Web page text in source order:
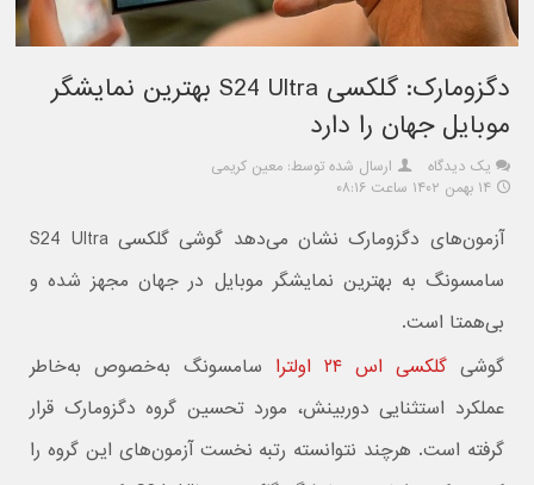
دگزومارک: گلکسی S24 Ultra بهترین نمایشگر
موبایل جهان را دارد
یک دیدگاه
ارسال شده توسط: معین کریمی
۱۴ بهمن ۱۴۰۲ ساعت ۰۸:۱۶
آزمون‌های دگزومارک نشان می‌دهد گوشی گلکسی S24 Ultra
سامسونگ به بهترین نمایشگر موبایل در جهان مجهز شده و
بی‌همتا است.
گوشیگلکسی اس ۲۴ اولترا
سامسونگ به‌خصوص به‌خاطر
عملکرد استثنایی دوربینش، مورد تحسین گروه دگزومارک قرار
گرفته است. هرچند نتوانسته رتبه نخست آزمون‌های این گروه را